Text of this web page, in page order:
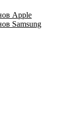
Apple
Samsung